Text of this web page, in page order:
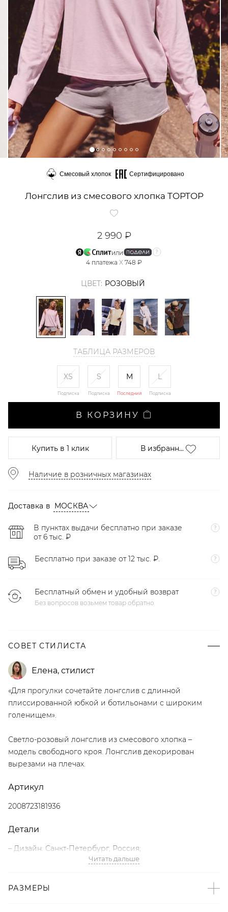
Смесовый хлопок Сертифицировано
Лонгслив из смесового хлопка TOPTOP
2 990 ₽
или
4 платежа X 748 ₽
ЦВЕТ: РОЗОВЫЙ
ТАБЛИЦА РАЗМЕРОВ
XS
Подписка
S
Подписка
M
Последний
L
Подписка
В КОРЗИНУ
Купитьв 1 клик В избранн...
Наличие в розничных магазинах
Доставка в МОСКВА
В пунктах выдачи бесплатно при заказе
от 6 тыс. ₽
Бесплатно при заказе от 12 тыс. ₽.
Бесплатный обмен и удобный возврат
Без вопросов возьмем товар обратно
СОВЕТ СТИЛИСТА
Елена, стилист
«Для прогулки сочетайте лонгслив с длинной
плиссированной юбкой и ботильонами с широким
голенищем».
Светло-розовый лонгслив из смесового хлопка –
модель свободного кроя. Лонгслив декорирован
вырезами на плечах.
Артикул
2008723181936
Детали
– Дизайн: Санкт-Петербург, Россия;
– Декоративные вырезы на плечах;
Читать дальше
РАЗМЕРЫ